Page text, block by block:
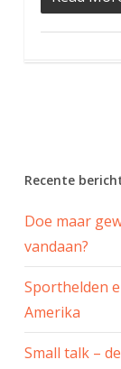
Recente
Doe maar
vandaan?
Sporthelden
Amerika
Small talk –